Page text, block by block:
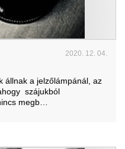
2020. 12. 04.
a jelzőlámpánál, az
szájukból
megb…